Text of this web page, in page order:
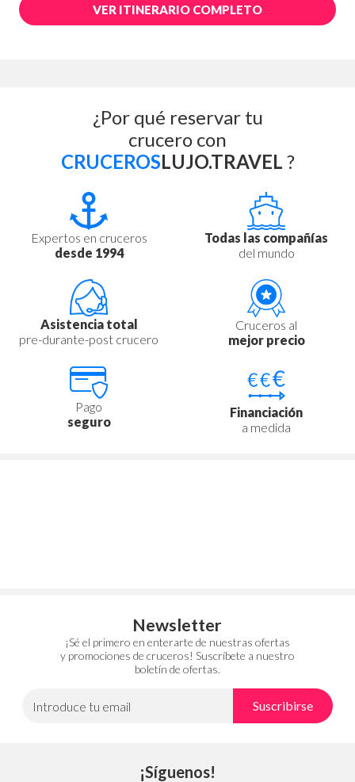
VER ITINERARIO COMPLETO
¿Por qué reservar tu
crucero con
CRUCEROSLUJO.TRAVEL ?
Expertos en cruceros
desde 1994
Todas las compañías
del mundo
Asistencia total
pre-durante-post crucero
Cruceros al
mejor precio
Pago
seguro
Financiación
a medida
Newsletter
¡Sé el primero en enterarte de nuestras ofertas
y promociones de cruceros! Suscríbete a nuestro
boletín de ofertas.
Introduce tu email Suscribirse
¡Síguenos!